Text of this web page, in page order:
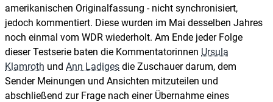
amerikanischen Originalfassung - nicht synchronisiert,
jedoch kommentiert. Diese wurden im Mai desselben Jahres
noch einmal vom WDR wiederholt. Am Ende jeder Folge
dieser Testserie baten die Kommentatorinnen Ursula
Klamroth und Ann Ladiges die Zuschauer darum, dem
Sender Meinungen und Ansichten mitzuteilen und
abschließend zur Frage nach einer Übernahme eines